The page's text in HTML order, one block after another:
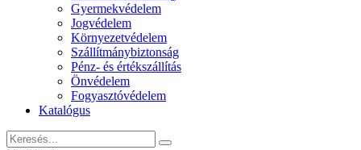
Gyermekvédelem
Jogvédelem
Környezetvédelem
Szállítmánybiztonság
Pénz- és értékszállítás
Önvédelem
Fogyasztóvédelem
Katalógus